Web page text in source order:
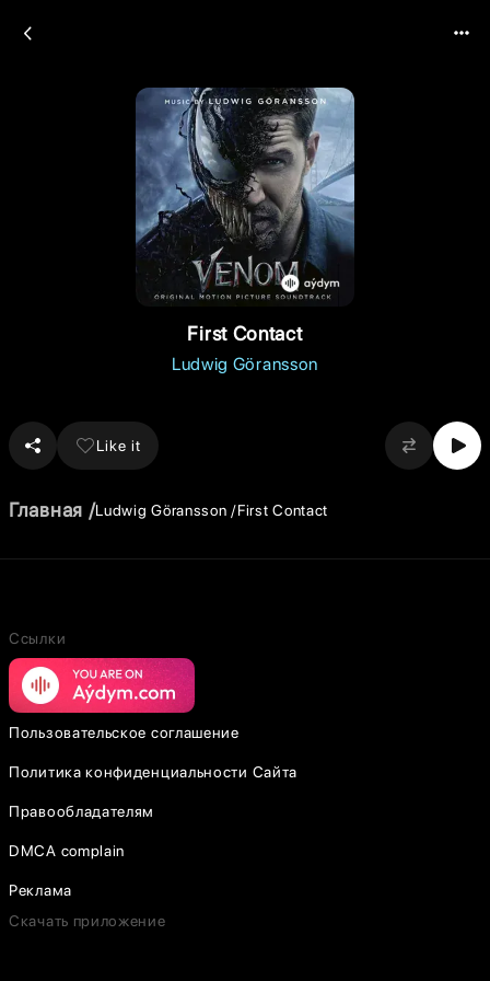
First Contact
Ludwig Göransson
Like it
Главная Ludwig Göransson First Contact
Ссылки
Пользовательское соглашение
Политика конфиденциальности Сайта
Правообладателям
DMCA complain
Реклама
Скачать приложение